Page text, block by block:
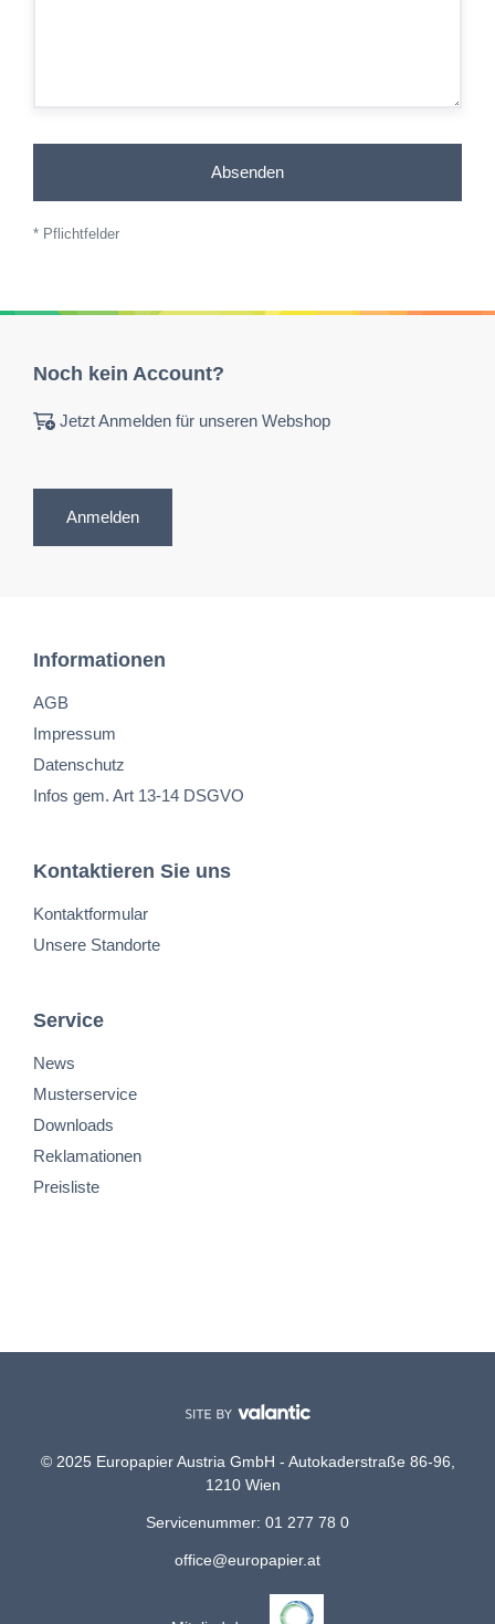
Absenden
* Pflichtfelder
Noch kein Account?
Jetzt Anmelden für unseren Webshop
Anmelden
Informationen
AGB
Impressum
Datenschutz
Infos gem. Art 13-14 DSGVO
Kontaktieren Sie uns
Kontaktformular
Unsere Standorte
Service
News
Musterservice
Downloads
Reklamationen
Preisliste
© 2025 Europapier Austria GmbH - Autokaderstraße 86-96,
1210 Wien
Servicenummer: 01 277 78 0
office@europapier.at